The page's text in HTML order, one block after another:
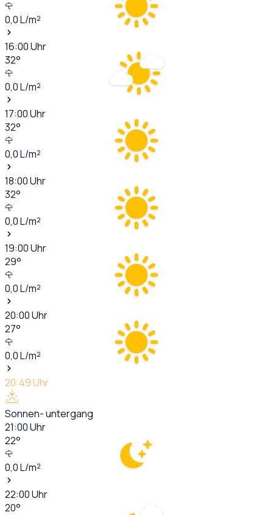
0,0L/m²
16:00Uhr
32°
0,0L/m²
17:00Uhr
32°
0,0L/m²
18:00Uhr
32°
0,0L/m²
19:00Uhr
29°
0,0L/m²
20:00Uhr
27°
0,0L/m²
20:49Uhr
Sonnen- untergang
21:00Uhr
22°
0,0L/m²
22:00Uhr
20°